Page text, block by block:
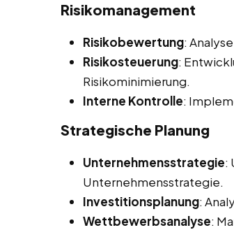
Risikomanagement
Risikobewertung:
Risikosteuerung:
Risikominimierung.
Interne Kontrolle:
Strategische Planung
Unternehmensstrategie:
Unternehmensstrategie.
Investitionsplanung:
Wettbewerbsanalyse: